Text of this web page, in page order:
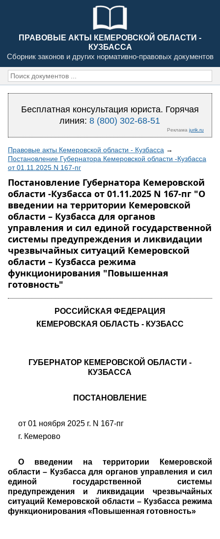
ПРАВОВЫЕ АКТЫ КЕМЕРОВСКОЙ ОБЛАСТИ -
КУЗБАССА
Сборник законов и других нормативно-правовых документов
Бесплатная консультация юриста. Горячая
линия:8 (800) 302-68-51
Реклама jurik.ru
Правовые акты Кемеровской области - Кузбасса →
Постановление Губернатора Кемеровской области -Кузбасса
от 01.11.2025 N 167-пг
Постановление Губернатора Кемеровской
области -Кузбасса от 01.11.2025 N 167-пг "О
введении на территории Кемеровской
области – Кузбасса для органов
управления и сил единой государственной
системы предупреждения и ликвидации
чрезвычайных ситуаций Кемеровской
области – Кузбасса режима
функционирования "Повышенная
готовность"
РОССИЙСКАЯ ФЕДЕРАЦИЯ
КЕМЕРОВСКАЯ ОБЛАСТЬ - КУЗБАСС
ГУБЕРНАТОР КЕМЕРОВСКОЙ ОБЛАСТИ -
КУЗБАССА
ПОСТАНОВЛЕНИЕ
от 01 ноября 2025 г. N 167-пг
г. Кемерово
О введении на территории Кемеровской
области – Кузбасса для органов управления и сил
единой государственной системы
предупреждения и ликвидации чрезвычайных
ситуаций Кемеровской области – Кузбасса режима
функционирования «Повышенная готовность»